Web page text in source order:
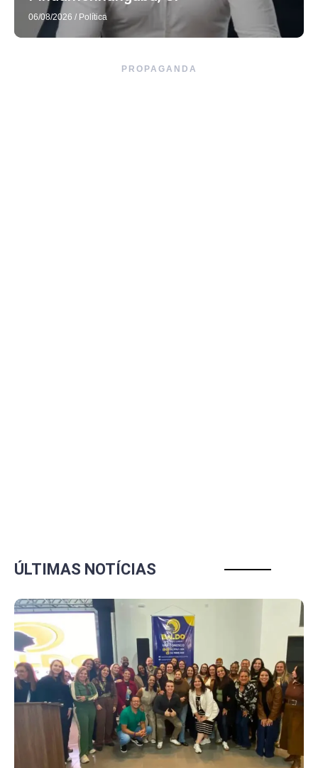
06/08/2026 / Política
PROPAGANDA
ÚLTIMAS NOTÍCIAS